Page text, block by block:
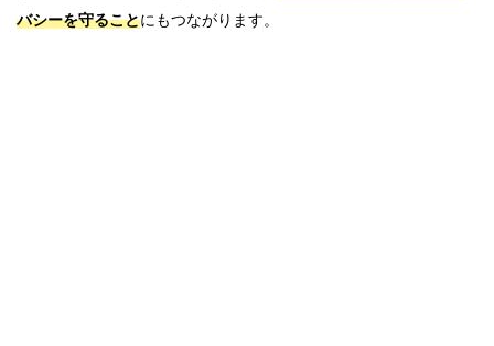
バシーを守ることにもつながります。